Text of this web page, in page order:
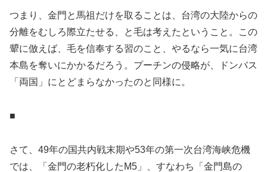
つまり、金門と馬祖だけを取ることは、台湾の大陸からの
分離をむしろ際立たせる、と毛は考えたということ。この
顰に倣えば、毛を信奉する習のこと、やるなら一気に台湾
本島を奪いにかかるだろう。プーチンの侵略が、ドンバス
「両国」にとどまらなかったのと同様に。
■
さて、49年の国共内戦末期や53年の第一次台湾海峡危機
では、「金門の老朽化したM5」、すなわち「金門島の